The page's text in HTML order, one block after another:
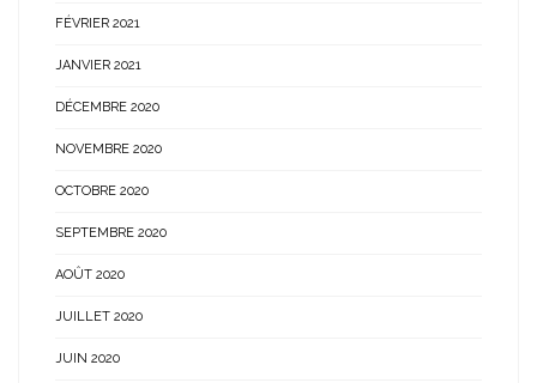
FÉVRIER 2021
JANVIER 2021
DÉCEMBRE 2020
NOVEMBRE 2020
OCTOBRE 2020
SEPTEMBRE 2020
AOÛT 2020
JUILLET 2020
JUIN 2020